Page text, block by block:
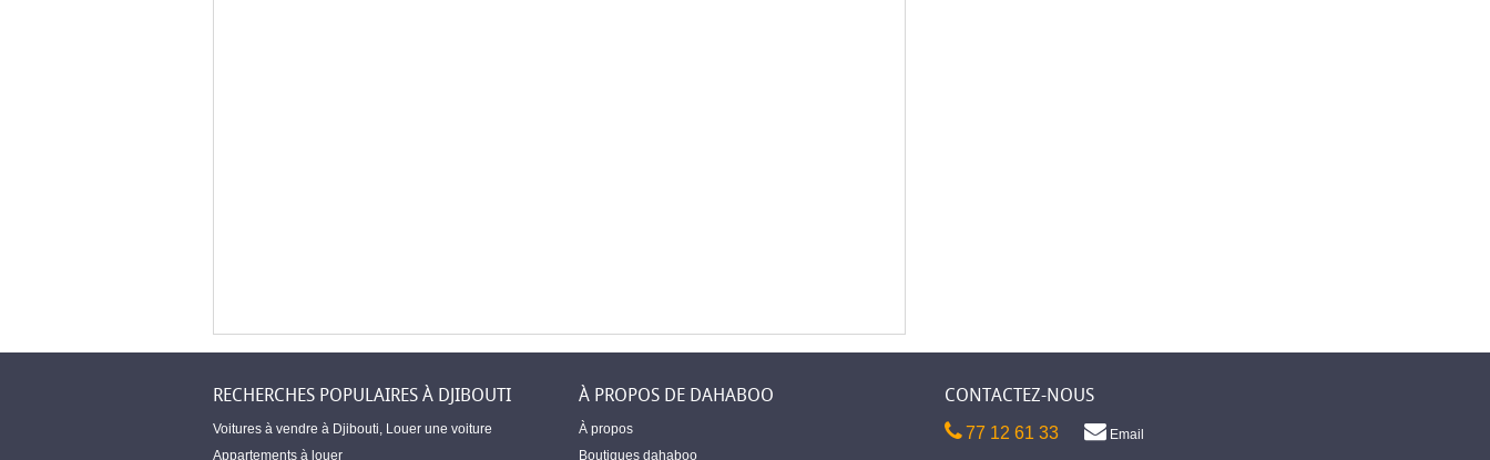
RECHERCHES POPULAIRES À DJIBOUTI
Voitures à vendre à Djibouti Louer une voiture
Appartements à louer
À PROPOS DE DAHABOO
À propos
Boutiques dahaboo
CONTACTEZ-NOUS
77 12 61 33 Email